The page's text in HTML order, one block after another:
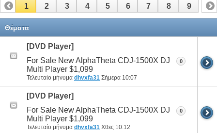
1 2 3 4 5 6 7 8 9
Θέματα
[DVD Player]
For Sale New AlphaTheta CDJ-1500X DJ
Multi Player $1,099
Τελευταίο μήνυμα dhvxfa31 Σήμερα 10:07
0
[DVD Player]
For Sale New AlphaTheta CDJ-1500X DJ
Multi Player $1,099
Τελευταίο μήνυμα dhvxfa31 Χθες 10:12
0